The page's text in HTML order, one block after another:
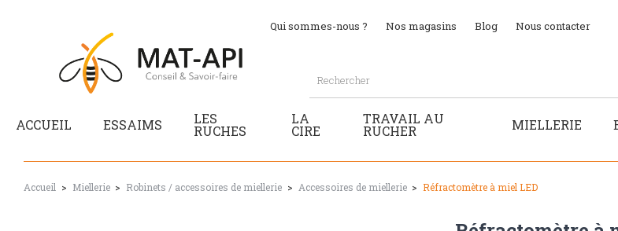
Qui sommes-nous ? Nos magasins Blog Nous contacter
ACCUEIL ESSAIMS LES
RUCHES
LA
CIRE
TRAVAIL AU
RUCHER MIELLERIE
Accueil Miellerie Robinets / accessoires de miellerie Accessoires de miellerie Réfractomètre à miel LED